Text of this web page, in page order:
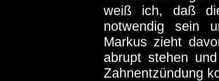
weiß ich, daß
notwendig sein
Markus zieht
abrupt stehen
Zahnentzündung